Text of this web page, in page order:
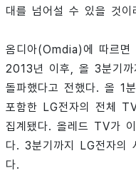
대를 넘어설 수 있을 것이
옴디아(Omdia)에 따르
2013년 이후, 올 3분기
돌파했다고 전했다. 올 1
포함한 LG전자의 전체
집계됐다. 올레드 TV가
다. 3분기까지 LG전자의
다.